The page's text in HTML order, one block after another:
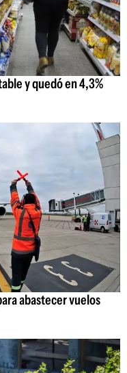
y quedó en 4,3%
abastecer vuelos